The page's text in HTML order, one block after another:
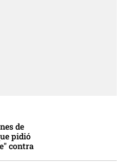
de
pidió
contra